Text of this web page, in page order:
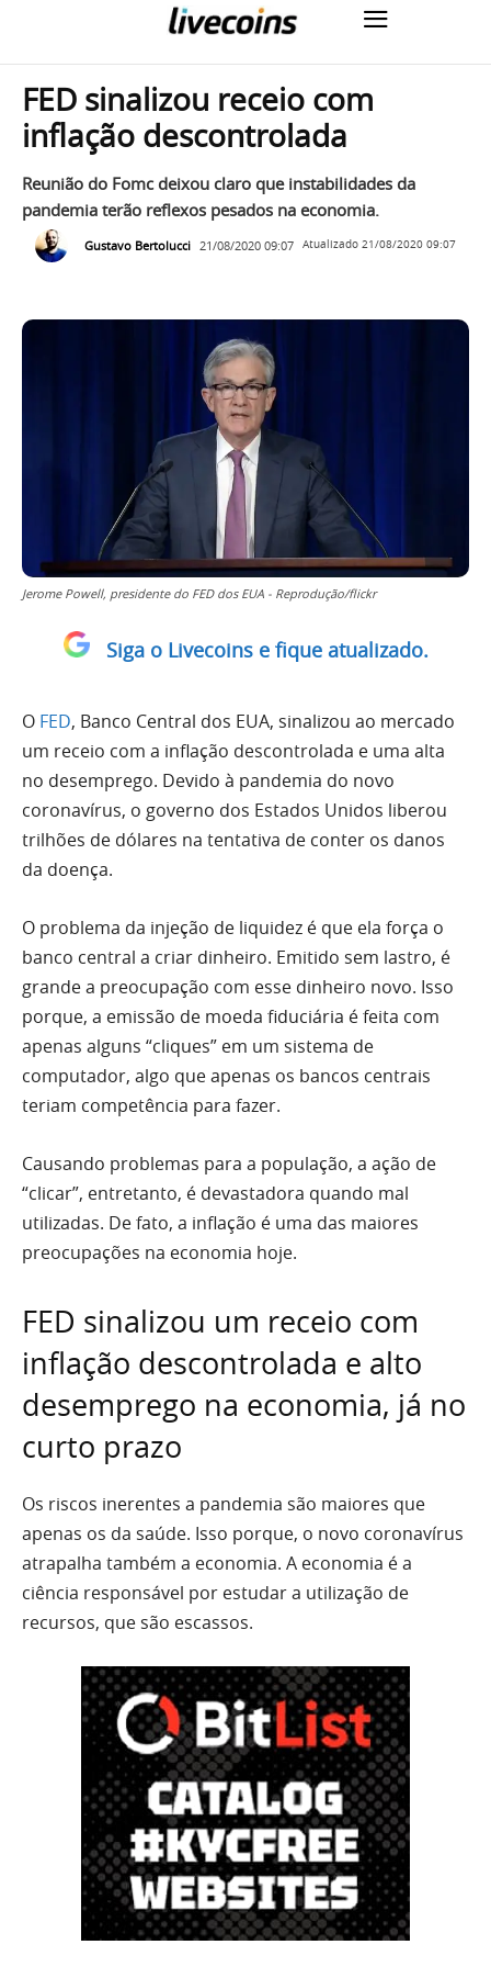
FED sinalizou receio com
inflação descontrolada
Reunião do Fomc deixou claro que instabilidades da
pandemia terão reflexos pesados na economia.
Gustavo Bertolucci 21/08/2020 09:07 Atualizado 21/08/2020 09:07
Jerome Powell, presidente do FED dos EUA - Reprodução/flickr
Siga o Livecoins e fique atualizado.
O FED, Banco Central dos EUA, sinalizou ao mercado
um receio com a inflação descontrolada e uma alta
no desemprego. Devido à pandemia do novo
coronavírus, o governo dos Estados Unidos liberou
trilhões de dólares na tentativa de conter os danos
da doença.
O problema da injeção de liquidez é que ela força o
banco central a criar dinheiro. Emitido sem lastro, é
grande a preocupação com esse dinheiro novo. Isso
porque, a emissão de moeda fiduciária é feita com
apenas alguns “cliques” em um sistema de
computador, algo que apenas os bancos centrais
teriam competência para fazer.
Causando problemas para a população, a ação de
“clicar”, entretanto, é devastadora quando mal
utilizadas. De fato, a inflação é uma das maiores
preocupações na economia hoje.
FED sinalizou um receio com
inflação descontrolada e alto
desemprego na economia, já no
curto prazo
Os riscos inerentes a pandemia são maiores que
apenas os da saúde. Isso porque, o novo coronavírus
atrapalha também a economia. A economia é a
ciência responsável por estudar a utilização de
recursos, que são escassos.